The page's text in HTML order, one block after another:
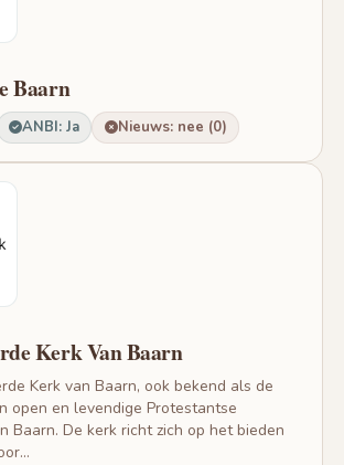
Baarn
ANBI: Ja Nieuws: nee (0)
Kerk Van Baarn
Kerk van Baarn, ook bekend als de
open en levendige Protestantse
Baarn. De kerk richt zich op het bieden